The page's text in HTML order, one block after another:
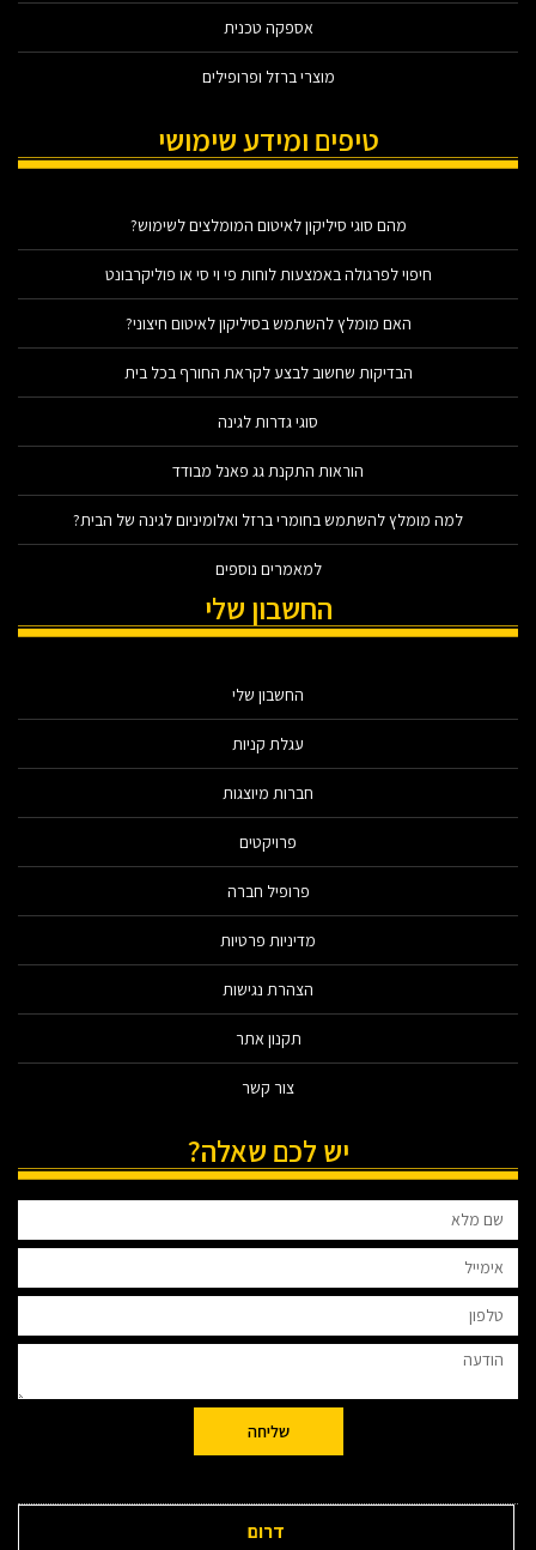
אספקה טכנית
מוצרי ברזל ופרופילים
טיפים ומידע שימושי
מהם סוגי סיליקון לאיטום המומלצים לשימוש?
חיפוי לפרגולה באמצעות לוחות פי וי סי או פוליקרבונט
האם מומלץ להשתמש בסיליקון לאיטום חיצוני?
הבדיקות שחשוב לבצע לקראת החורף בכל בית
סוגי גדרות לגינה
הוראות התקנת גג פאנל מבודד
למה מומלץ להשתמש בחומרי ברזל ואלומיניום לגינה של הבית?
למאמרים נוספים
החשבון שלי
החשבון שלי
עגלת קניות
חברות מיוצגות
פרויקטים
פרופיל חברה
מדיניות פרטיות
הצהרת נגישות
תקנון אתר
צור קשר
יש לכם שאלה?
שליחה
דרום